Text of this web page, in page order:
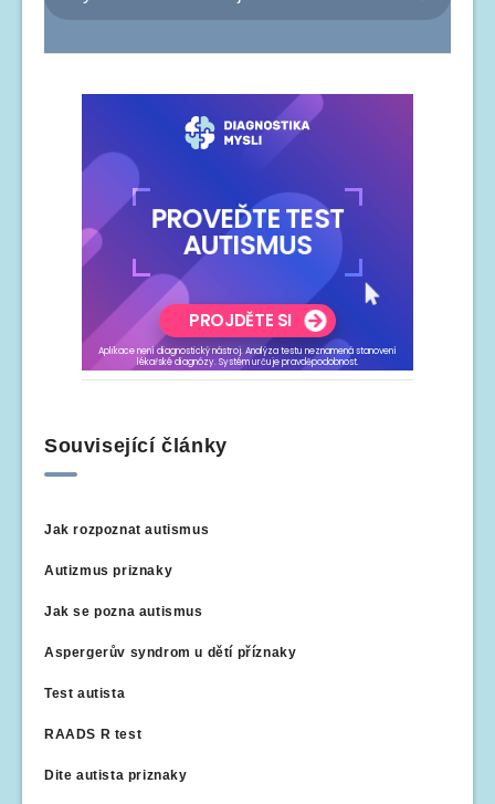
Související články
Jak rozpoznat autismus
Autizmus priznaky
Jak se pozna autismus
Aspergerův syndrom u dětí příznaky
Test autista
RAADS R test
Dite autista priznaky